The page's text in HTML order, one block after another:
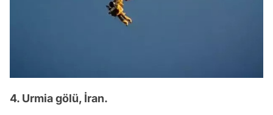
4. Urmia gölü, İran.